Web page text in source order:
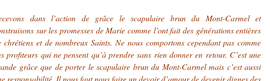
dans l’action de grâce le scapulaire brun du Mont-Carmel et
sur les promesses de Marie comme l’ont fait des générations entières
chrétiens et de nombreux Saints. Ne nous comportons cependant pas comme
profiteurs qui ne pensent qu’à prendre sans rien donner en retour. C’est une
grâce que de porter le scapulaire brun du Mont-Carmel mais c’est aussi
responsabilité. Il nous faut nous faire un devoir d’amour de devenir dignes des